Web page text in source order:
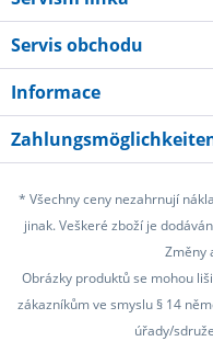
Servis obchodu
Informace
* Všechny ceny nezahrnují
jinak. Veškeré zboží je
Změny
Obrázky produktů se mohou
zákazníkům ve smyslu § 14
úřady/